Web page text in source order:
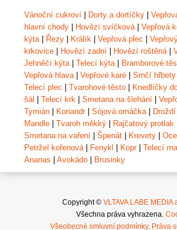
Vánoční cukroví Dorty a dortíčky
hlavní chody
Hovězí svíčková| Vepřová
kýta| Řezy Králík Vepřová plec
krkovice
Hovězí zadní Hovězí roštěná|
Jehněčí kýta| Telecí kýta| Bramborové
Vepřová hlava| Vepřové karé Srnčí hřbety
Telecí plec
Tvarohové těsto Knedlíčky
šál
Telecí krk Smetana na šlehání
Tymián
Koriandr| Sójová omáčka| Droždí
Mandle
Tvaroh měkký Rajčatový protlak
Smetana na vaření
Špenát Krevety
Petržel kořenová| Fenykl Kopr| Telecí
Ananas
Avokádo Brusinky
Copyright © VLTAVA LABE MEDIA
Všechna práva vyhrazena.
Všeobecné smluvní podmínky. Práva